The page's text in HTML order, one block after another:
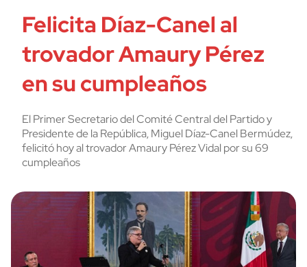
Felicita Díaz-Canel al
trovador Amaury Pérez
en su cumpleaños
El Primer Secretario del Comité Central del Partido y
Presidente de la República, Miguel Díaz-Canel Bermúdez,
felicitó hoy al trovador Amaury Pérez Vidal por su 69
cumpleaños